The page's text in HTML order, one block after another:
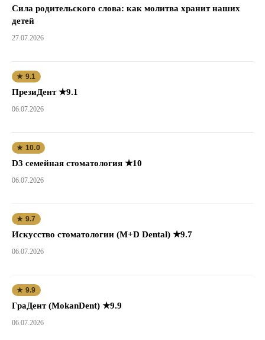
Сила родительского слова: как молитва хранит наших
детей
27.07.2026
★ 9.1
ПрезиДент ★9.1
06.07.2026
★ 10.0
D3 семейная стоматология ★10
06.07.2026
★ 9.7
Искусство стоматологии (M+D Dental) ★9.7
06.07.2026
★ 9.9
ГраДент (MokanDent) ★9.9
06.07.2026